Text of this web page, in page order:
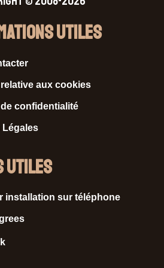
Utiles
aux cookies
confidentialité
Légales
utiles
installation sur téléphone